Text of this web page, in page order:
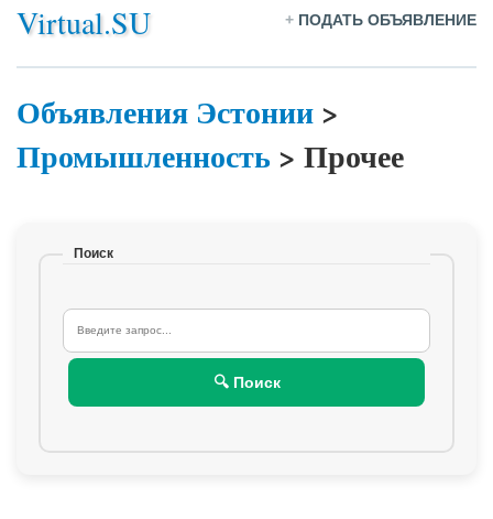
Virtual.SU + ПОДАТЬ ОБЪЯВЛЕНИЕ
Объявления Эстонии>
Промышленность > Прочее
Поиск
🔍 Поиск